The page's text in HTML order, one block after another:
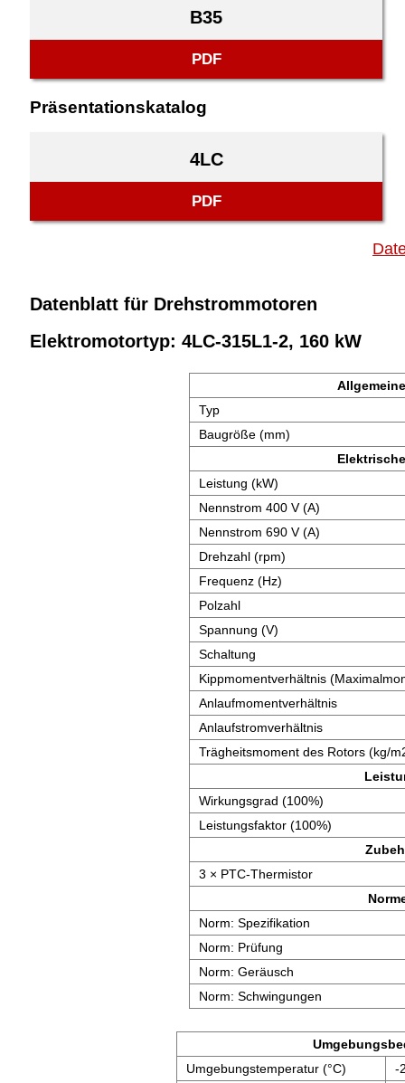
B35
PDF
Präsentationskatalog
4LC
PDF
Datenblatt für Drehstrommotoren
Elektromotortyp: 4LC-315L1-2, 160 kW
Typ
Baugröße (mm)
Leistung (kW)
Nennstrom 400 V (A)
Nennstrom 690 V (A)
Drehzahl (rpm)
Frequenz (Hz)
Polzahl
Spannung (V)
Schaltung
Kippmomentverhältnis
Anlaufmomentverhältnis
Anlaufstromverhältnis
Trägheitsmoment des Rotors (kg/
Wirkungsgrad (100%)
Leistungsfaktor (100%)
3 × PTC-Thermistor
Norm: Spezifikation
Norm: Prüfung
Norm: Geräusch
Norm: Schwingungen
Umgebungstemperatur (°C)
-